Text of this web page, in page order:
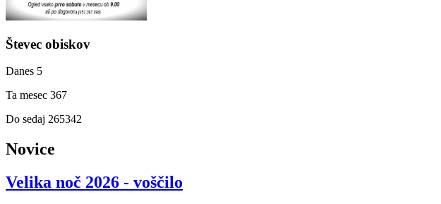
Števec obiskov
Danes 5
Ta mesec 367
Do sedaj 265342
Novice
Velika noč 2026 - voščilo